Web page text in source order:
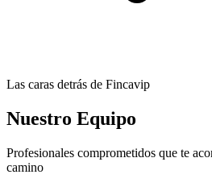
Las caras detrás de Fincavip
Nuestro Equipo
Profesionales comprometidos que te
camino